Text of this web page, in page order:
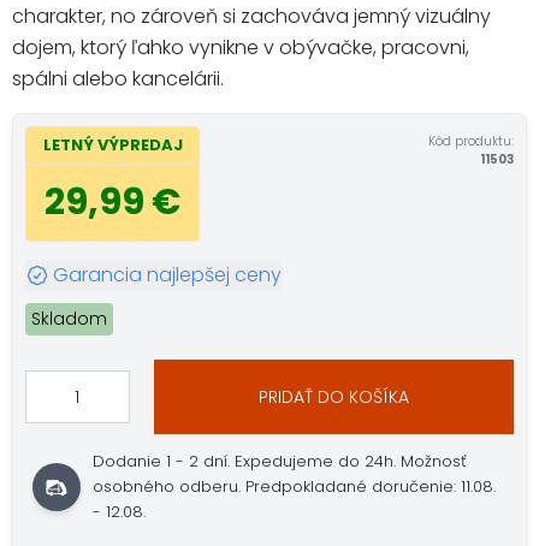
charakter, no zároveň si zachováva jemný vizuálny
dojem, ktorý ľahko vynikne v obývačke, pracovni,
spálni alebo kancelárii.
LETNÝ VÝPREDAJ
29,99 €
Kód produktu:
11503
Garancia najlepšej ceny
Skladom
PRIDAŤ DO KOŠÍKA
Dodanie 1 - 2 dní. Expedujeme do 24h. Možnosť
osobného odberu. Predpokladané doručenie: 11.08.
- 12.08.